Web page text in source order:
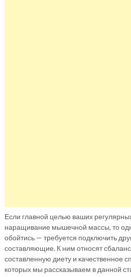
Если главной целью ваших
наращивание мышечной массы, то
обойтись — требуется подключить
составляющие. К ним относят
составленную диету и качественное
которых мы рассказываем в данной